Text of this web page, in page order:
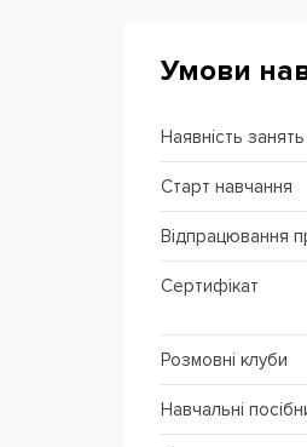
Умови
Наявність
Старт навчання
Відпрацювання
Сертифікат
Розмовні клуби
Навчальні